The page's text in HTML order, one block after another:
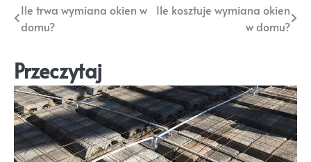
Nawigacja
wpisu
Ile trwa wymiana okien w
domu?
Ile kosztuje wymiana okien
w domu?
Przeczytaj